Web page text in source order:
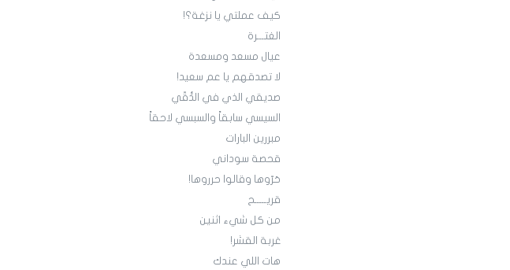
كيف عملتي يا نزغة؟!
الغتـــرة
عيال مسعد ومسعدة
لا تصدقهم يا عم سعيد!
صديقي الذي في الدُّقّي
السيسي سابقاً والسبسي لاحقاً
مبررين البارات
قحصة سوداني
حَرّوها وقالوا حرروها!
قريـــــح
من كل شيء اثنين
غربة القشر!
هات اللي عندك